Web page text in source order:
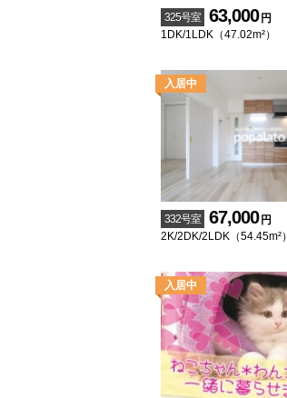
325号室 63,000 円
1DK/1LDK（47.02m²）
332号室 67,000 円
2K/2DK/2LDK（54.45m²）